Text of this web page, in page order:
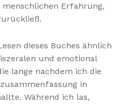
menschlichen Erfahrung,
dieses Buches ähnlich
und emotional
lange nachdem ich die
in
Während ich las,